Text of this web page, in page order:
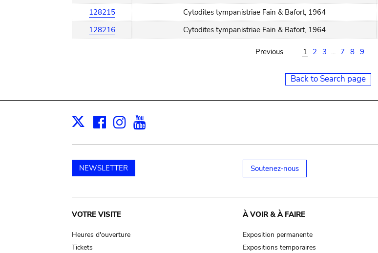
128215
Cytodites tympanistriae Fain & Bafort, 1964
128216
Cytodites tympanistriae Fain & Bafort, 1964
Previous 1 2 3 ... 7 8 9
Back to Search page
X Facebook
Instagram
NEWSLETTER Soutenez-nous
Main
navigation
VOTRE VISITE
Heures d'ouverture
Tickets
À VOIR & À FAIRE
Exposition permanente
Expositions temporaires